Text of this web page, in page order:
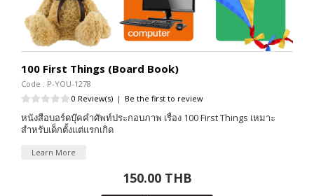
100 First Things (Board Book)
Code : P-YOU-1278
0 Review(s) | Be the first to review
หนังสือบอร์ดบุ๊คคำศัพท์ประกอบภาพ เรื่อง 100 First Things เหมาะ
สำหรับเด็กตั้งแต่แรกเกิด
Learn More
150.00 THB